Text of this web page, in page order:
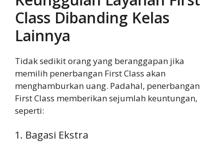
Class Dibanding Kelas
Lainnya
Tidak sedikit orang yang beranggapan jika
memilih penerbangan First Class akan
menghamburkan uang. Padahal, penerbangan
First Class memberikan sejumlah keuntungan,
seperti:
1. Bagasi Ekstra